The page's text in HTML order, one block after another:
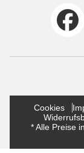
Cookies
* Alle Preise